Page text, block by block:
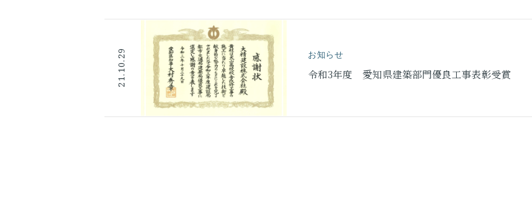
21.10.29 お知らせ
令和3年度 愛知県建築部門優良工事表彰受賞